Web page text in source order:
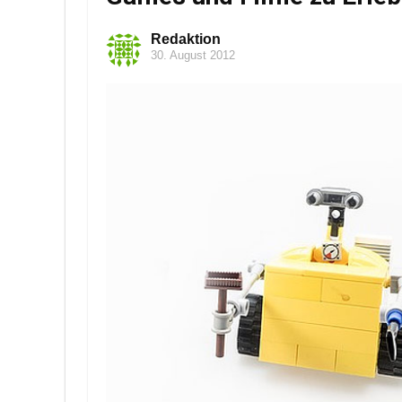
Redaktion
30. August 2012